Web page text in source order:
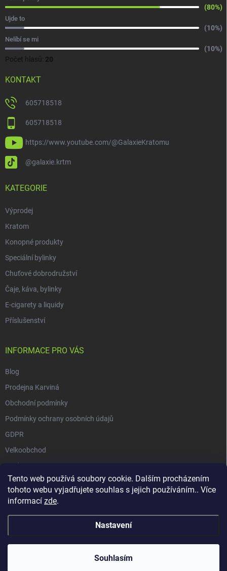
Tento web používá soubory cookie. Dalším procházením
tohoto webu vyjadřujete souhlas s jejich používáním.. Více
informací zde.
Nastavení
Souhlasím
(80%)
Ujde to
(10%)
Nelíbí se mi
(10%)
Počet hlasů: 20
KONTAKT
605718518
605718518
https://www.youtube.com/@GalaxieKratomu
@galaxie.krtm
KATEGORIE
Výprodej
Kratom
Konopné produkty
Speciální bylinky
Chuťové dobrodružství
Čaje, káva, bylinky
E-cigarety a liquidy
Příslušenství
INFORMACE PRO VÁS
Blog
Prodejna Karviná
Obchodní podmínky
Podmínky ochrany osobních údajů
GDPR
Velkoobchod
O nás
Vrácení zásilky přes Zásilkovnu
Vytvořil Shoptet
Copyright 2026GALAXIE KRATOMU. Všechna práva vyhrazena.